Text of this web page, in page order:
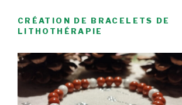
CRÉATION DE BRACELETS DE
LITHOTHÉRAPIE